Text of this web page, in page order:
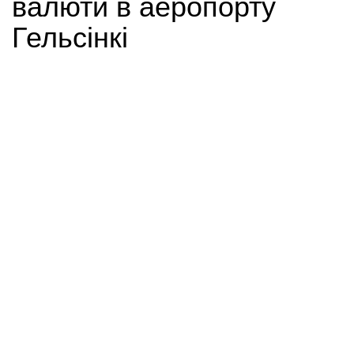
Гельсінкі